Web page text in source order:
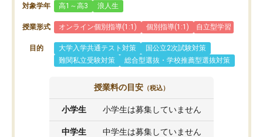
対象学年 高1～高3 浪人生
授業形式 オンライン個別指導(1:1) 個別指導(1:1) 自立型学習
目的 大学入学共通テスト対策
国公立2次試験対策
難関私立受験対策
総合型選抜・学校推薦型選抜対策
授業料の目安 （税込）
小学生 小学生は募集していません
中学生 中学生は募集していません